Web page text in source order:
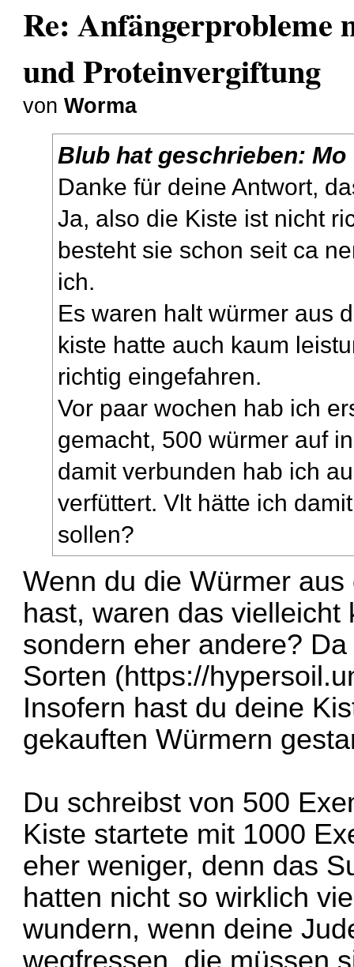
Re: Anfängerprobleme
und Proteinvergiftung
vonWorma
Blub hat geschrieben:Mo
Danke für deine Antwort,
Ja, also die Kiste ist nicht
besteht sie schon seit ca
ich.
Es waren halt würmer aus
kiste hatte auch kaum
richtig eingefahren.
Vor paar wochen hab ich
gemacht, 500 würmer auf
damit verbunden hab ich
verfüttert. Vlt hätte ich
sollen?
Wenn du die Würmer
hast, waren das
sondern eher andere?
Sorten (https://
Insofern hast du deine
gekauften Würmern
Du schreibst von 500
Kiste startete mit 1000
eher weniger, denn das
hatten nicht so wirklich
wundern, wenn deine